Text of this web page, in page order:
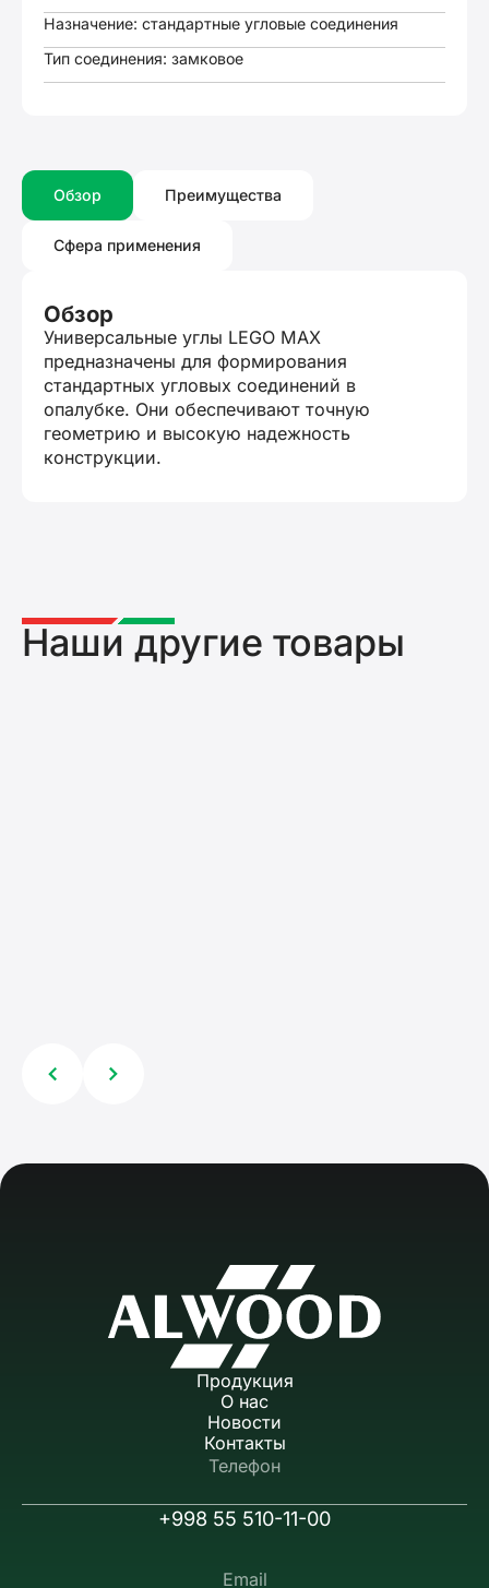
Назначение: стандартные угловые соединения
Тип соединения: замковое
Обзор Преимущества
Сфера применения
Обзор
Универсальные углы LEGO MAX
предназначены для формирования
стандартных угловых соединений в
опалубке. Они обеспечивают точную
геометрию и высокую надежность
конструкции.
Наши другие товары
Продукция
О нас
Новости
Контакты
Телефон
+998 55 510-11-00
Email